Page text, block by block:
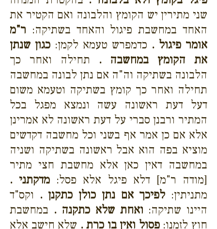
שני מתירין יש הקומץ והלבונה ואם הקטיר את
האחד במחשבת פיגול והאחד בשתיקה: ר"מ
אומר פיגול . כדמפרש טעמא לקמן: כגון שנתן
את הקומץ במחשבה . תחילה ואחר כך
הלבונה בשתיקה וה"ה אם נתן לבונה במחשבה
תחילה ואחר כך קומץ בשתיקה וטעמא משום
דעל דעת ראשונה עשה ונמצא מפגל בכל
המתיר ורבנן סברי על דעת ראשונה לא אמרינן
אלא אם כן אמר אף בשני וכל מחשבה דקדשים
מוציא בפה הוא אבל ראשונה בשתיקה ושניה
במחשבה דאין כאן אלא מחשבת חצי מתיר
[מודה ר"מ] דלא פיגל אלא פסל: מדקתני .
מתניתין: לפיכך אם נתן כולן כתקנן . וקס"ד
היינו שתיקה: ואחת שלא כתקנה . במחשבת
חוץ לזמנו:פסול ואין בו כרת . שלא חישב אלא